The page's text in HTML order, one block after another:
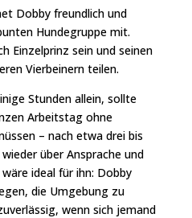
Dobby freundlich und
Hundegruppe mit.
Einzelprinz sein und seinen
Vierbeinern teilen.
Stunden allein, sollte
Arbeitstag ohne
– nach etwa drei bis
über Ansprache und
ideal für ihn: Dobby
die Umgebung zu
wenn sich jemand